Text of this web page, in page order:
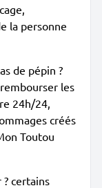
la personne
de pépin ?
les
24h/24,
créés
Toutou
certains